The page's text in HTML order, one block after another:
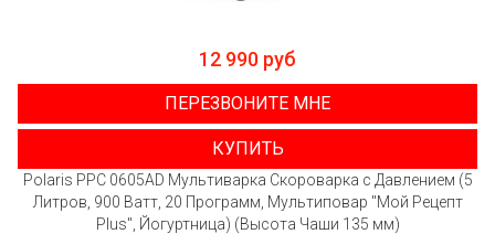
12 990 руб
ПЕРЕЗВОНИТЕ МНЕ
КУПИТЬ
Polaris PPC 0605AD Мультиварка Скороварка с Давлением (5
Литров, 900 Ватт, 20 Программ, Мультиповар "Мой Рецепт
Plus", Йогуртница) (Высота Чаши 135 мм)